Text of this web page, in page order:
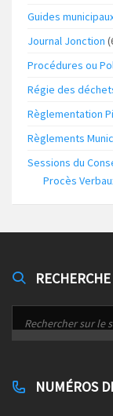
Guides
Journal Jonction
Procédures ou
Régie des
Règlementation
Règlements
Sessions du
Procès
RECHERCHE
NUMÉROS